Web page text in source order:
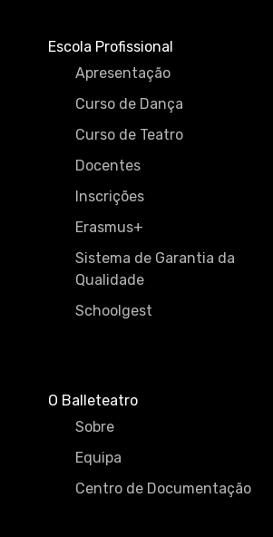
Escola Profissional
Apresentação
Curso de Dança
Curso de Teatro
Docentes
Inscrições
Erasmus+
Sistema de Garantia da
Qualidade
Schoolgest
O Balleteatro
Sobre
Equipa
Centro de Documentação